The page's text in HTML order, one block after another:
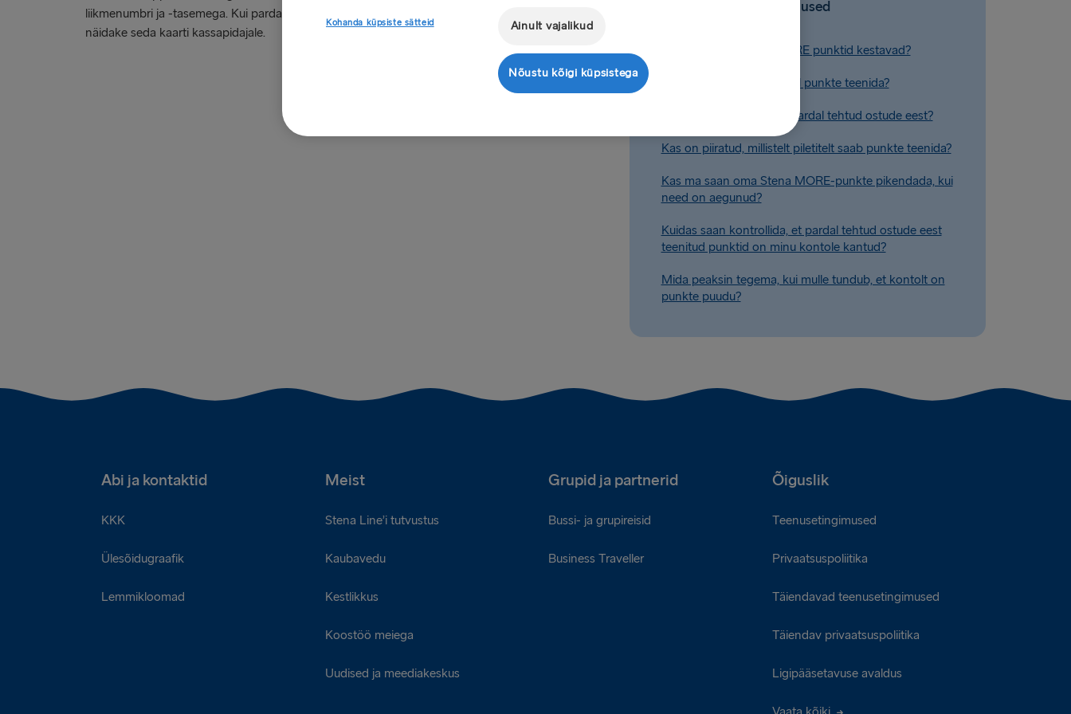
liikmenumbri ja -tasemega. Kui pardal midagi ostate või millegi eest tasute,
näidake seda kaarti kassapidajale.
Seotud küsimused
Kui kaua minu Stena MORE punktid kestavad?
Kuidas saan broneerimisel punkte teenida?
Kas teenin punkte kõigi pardal tehtud ostude eest?
Kas on piiratud, millistelt piletitelt saab punkte teenida?
Kas ma saan oma Stena MORE-punkte pikendada, kui
need on aegunud?
Kuidas saan kontrollida, et pardal tehtud ostude eest
teenitud punktid on minu kontole kantud?
Mida peaksin tegema, kui mulle tundub, et kontolt on
punkte puudu?
Abi ja kontaktid Meist Grupid ja partnerid Õiguslik
KKK
Ülesõidugraafik
Lemmikloomad
Stena Line’i tutvustus
Kaubavedu
Kestlikkus
Koostöö meiega
Uudised ja meediakeskus
Bussi- ja grupireisid
Business Traveller
Teenusetingimused
Privaatsuspoliitika
Täiendavad teenusetingimused
Täiendav privaatsuspoliitika
Ligipääsetavuse avaldus
Kohanda küpsiste sätteid Ainult vajalikud
Nõustu kõigi küpsistega